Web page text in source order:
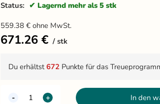
Status: Lagernd mehr als 5 stk
559.38 €ohne MwSt.
671.26 € stk
Du erhältst672 Punkte für das